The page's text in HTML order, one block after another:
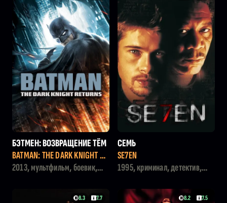
БЭТМЕН: ВОЗВРАЩЕНИЕ ТЁМ
НОГО РЫЦАРЯ
BATMAN: THE DARK KNIGHT RE
TURNS
2013, мультфильм, боевик,
СЕМЬ
SE7EN
1995, криминал, детектив,
8.3 7.7 8.2 7.5